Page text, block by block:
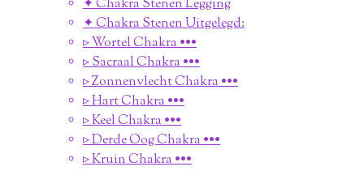
✦ Chakra Stenen Legging
✦ Chakra Stenen Uitgelegd:
▹ Wortel Chakra •••
▹ Sacraal Chakra •••
▹ Zonnenvlecht Chakra •••
▹ Hart Chakra •••
▹ Keel Chakra •••
▹ Derde Oog Chakra •••
▹ Kruin Chakra •••